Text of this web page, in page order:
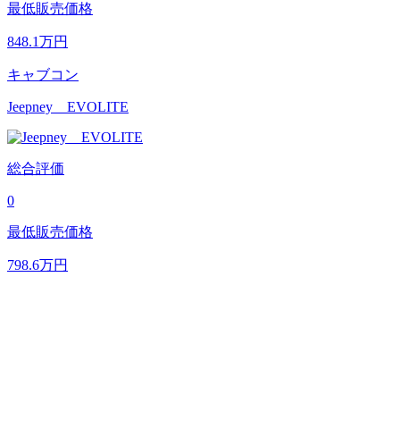
最低販売価格
848.1万円
キャブコン
Jeepney EVOLITE
総合評価
0
最低販売価格
798.6万円